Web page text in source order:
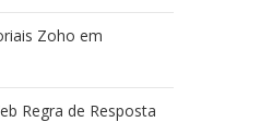
Zoho em
Regra de Resposta